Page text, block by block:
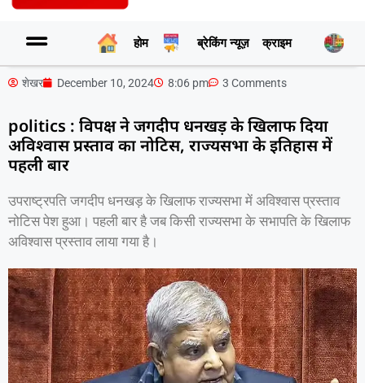
होम ब्रेकिंग न्यूज़ क्राइम
शेखर December 10, 2024 8:06 pm 3 Comments
politics : विपक्ष ने जगदीप धनखड़ के खिलाफ दिया
अविश्वास प्रस्ताव का नोटिस, राज्यसभा के इतिहास में
पहली बार
उपराष्ट्रपति जगदीप धनखड़ के खिलाफ राज्यसभा में अविश्वास प्रस्ताव
नोटिस पेश हुआ। पहली बार है जब किसी राज्यसभा के सभापति के खिलाफ
अविश्वास प्रस्ताव लाया गया है।